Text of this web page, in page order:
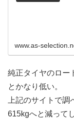
www.as-
純正タイヤのロー
とかなり低い。
上記のサイトで
615kgへと減って